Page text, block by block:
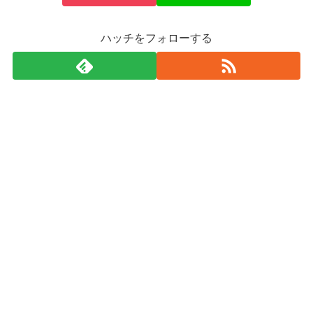
ハッチをフォローする